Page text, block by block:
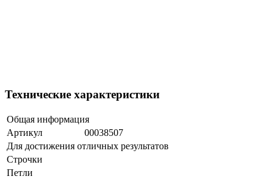
Технические характеристики
Общая информация
Артикул
00038507
Для достижения отличных результатов
Строчки
Петли